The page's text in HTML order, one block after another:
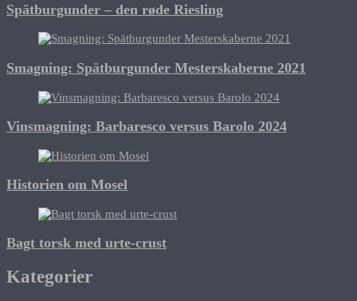
Spätburgunder – den røde Riesling
Smagning: Spätburgunder Mesterskaberne 2021
Vinsmagning: Barbaresco versus Barolo 2024
Historien om Mosel
Bagt torsk med urte-crust
Kategorier